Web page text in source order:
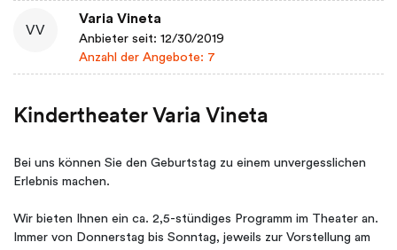
VV
Varia Vineta
Anbieter seit: 12/30/2019
Anzahl der Angebote: 7
Kindertheater Varia Vineta
Bei uns können Sie den Geburtstag zu einem unvergesslichen
Erlebnis machen.
Wir bieten Ihnen ein ca. 2,5-stündiges Programm im Theater an.
Immer von Donnerstag bis Sonntag, jeweils zur Vorstellung am